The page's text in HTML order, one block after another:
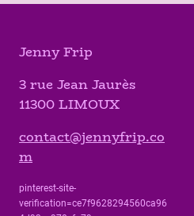
Jenny Frip
3 rue Jean Jaurès
11300 LIMOUX
contact@jennyfrip.co
m
pinterest-site-
verification=ce7f9628294560ca96